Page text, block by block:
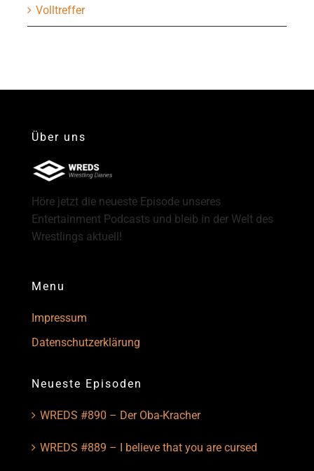
Volltreffer
Über uns
Höre jetzt die neueste Episode unseres
Entertainment Podcasts und bleib in der Welt des
Wrestlings aktuell!
Menu
Impressum
Datenschutzerklärung
Neueste Episoden
WREDS #890 – Der Oba-Kracher
WREDS #889 – I believe that you are cursed